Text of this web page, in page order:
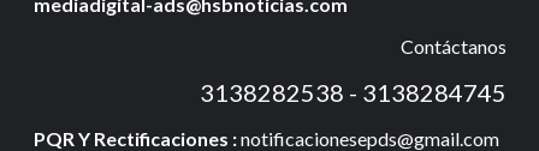
Contáctanos
3138282538 - 3138284745
PQR Y Rectificaciones :notificacionesepds@gmail.com